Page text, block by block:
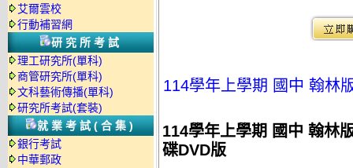
艾爾雲校
行動補習網
研究所考試
理工研究所(單科)
商管研究所(單科)
文科藝術傳播(單科)
研究所考試(套裝)
就業考試(合集)
銀行考試
中華郵政
114學年上學期 國中 翰林
114學年上學期 國中 翰林
碟DVD版